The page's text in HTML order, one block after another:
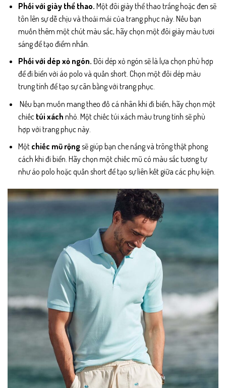
Phối với giày thể thao. Một đôi giày thể thao trắng hoặc đen sẽ
tôn lên sự dễ chịu và thoải mái của trang phục này. Nếu bạn
muốn thêm một chút màu sắc, hãy chọn một đôi giày màu tươi
sáng để tạo điểm nhấn.
Phối với dép xỏ ngón. Đôi dép xỏ ngón sẽ là lựa chọn phù hợp
để đi biển với áo polo và quần short. Chọn một đôi dép màu
trung tính để tạo sự cân bằng với trang phục.
Nếu bạn muốn mang theo đồ cá nhân khi đi biển, hãy chọn một
chiếc túi xách nhỏ. Một chiếc túi xách màu trung tính sẽ phù
hợp với trang phục này.
Một chiếc mũ rộngsẽ giúp bạn che nắng và trông thật phong
cách khi đi biển. Hãy chọn một chiếc mũ có màu sắc tương tự
như áo polo hoặc quần short để tạo sự liên kết giữa các phụ kiện.